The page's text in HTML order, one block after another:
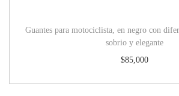
Guantes para motociclista, en negro con
sobrio y elegante
$85,000